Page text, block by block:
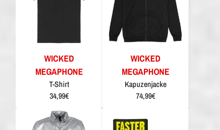
WICKED
MEGAPHONE
T-Shirt
34,99€
WICKED
MEGAPHONE
Kapuzenjacke
74,99€